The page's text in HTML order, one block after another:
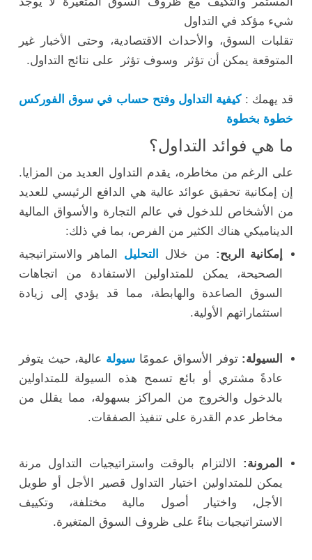
شيء مؤكد في التداول
تقلبات السوق، والأحداث الاقتصادية، وحتى الأخبار غير
المتوقعة يمكن أن تؤثر وسوف تؤثر على نتائج التداول.
قد يهمك :كيفية التداول وفتح حساب في سوق الفوركس
خطوة بخطوة
ما هي فوائد التداول؟
على الرغم من مخاطره، يقدم التداول العديد من المزايا.
إن إمكانية تحقيق عوائد عالية هي الدافع الرئيسي للعديد
من الأشخاص للدخول في عالم التجارة والأسواق المالية
الديناميكي هناك الكثير من الفرص، بما في ذلك:
إمكانية الربح: من خلال التحليل الماهر والاستراتيجية
الصحيحة، يمكن للمتداولين الاستفادة من اتجاهات
السوق الصاعدة والهابطة، مما قد يؤدي إلى زيادة
استثماراتهم الأولية.
السيولة: توفر الأسواق عمومًا سيولة عالية، حيث يتوفر
عادةً مشتري أو بائع تسمح هذه السيولة للمتداولين
بالدخول والخروج من المراكز بسهولة، مما يقلل من
مخاطر عدم القدرة على تنفيذ الصفقات.
المرونة: الالتزام بالوقت واستراتيجيات التداول مرنة
يمكن للمتداولين اختيار التداول قصير الأجل أو طويل
الأجل، واختيار أصول مالية مختلفة، وتكييف
الاستراتيجيات بناءً على ظروف السوق المتغيرة.